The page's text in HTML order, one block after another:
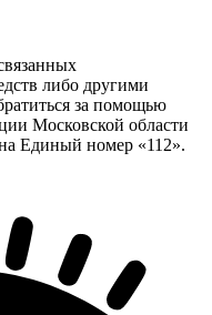
либо другими
за помощью
Московской области
Единый номер «112».